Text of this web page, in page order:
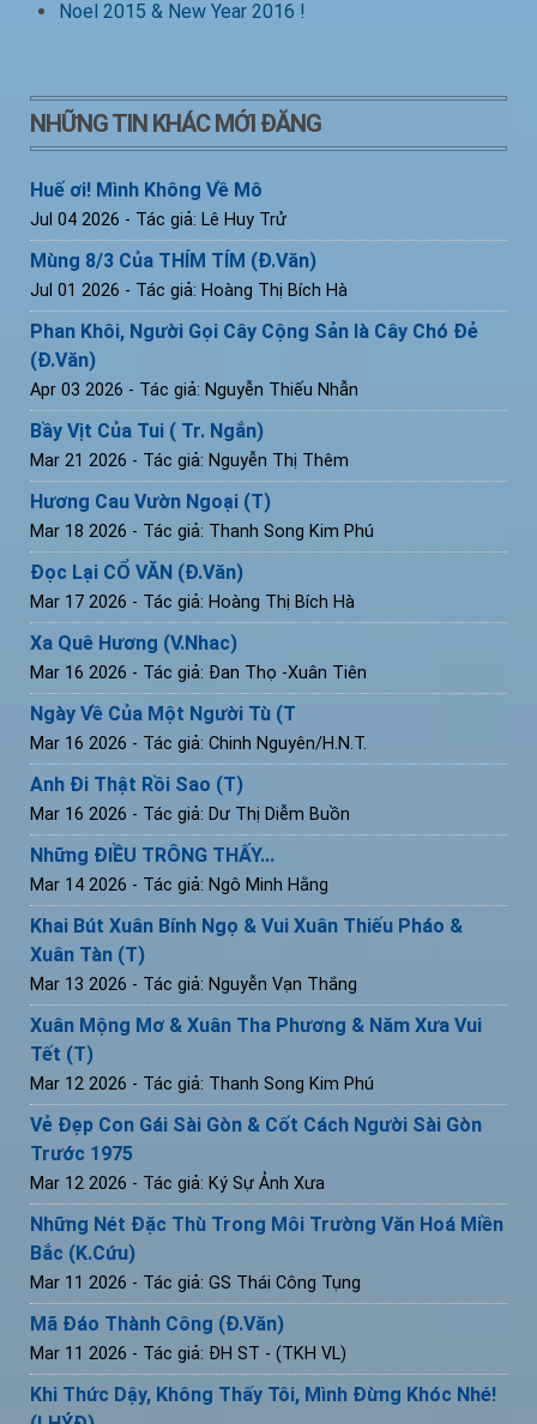
Noel 2015 & New Year 2016 !
NHỮNG TIN KHÁC MỚI ĐĂNG
Huế ơi! Mình Không Về Mô
Jul 04 2026 - Tác giả: Lê Huy Trử
Mùng 8/3 Của THÍM TÍM (Đ.Văn)
Jul 01 2026 - Tác giả: Hoàng Thị Bích Hà
Phan Khôi, Người Gọi Cây Cộng Sản là Cây Chó Đẻ
(Đ.Văn)
Apr 03 2026 - Tác giả: Nguyễn Thiếu Nhẫn
Bầy Vịt Của Tui ( Tr. Ngắn)
Mar 21 2026 - Tác giả: Nguyễn Thị Thêm
Hương Cau Vườn Ngoại (T)
Mar 18 2026 - Tác giả: Thanh Song Kim Phú
Đọc Lại CỔ VĂN (Đ.Văn)
Mar 17 2026 - Tác giả: Hoàng Thị Bích Hà
Xa Quê Hương (V.Nhac)
Mar 16 2026 - Tác giả: Đan Thọ -Xuân Tiên
Ngày Về Của Một Người Tù (T
Mar 16 2026 - Tác giả: Chinh Nguyên/H.N.T.
Anh Đi Thật Rồi Sao (T)
Mar 16 2026 - Tác giả: Dư Thị Diễm Buồn
Những ĐIỀU TRÔNG THẤY...
Mar 14 2026 - Tác giả: Ngô Minh Hằng
Khai Bút Xuân Bính Ngọ & Vui Xuân Thiếu Pháo &
Xuân Tàn (T)
Mar 13 2026 - Tác giả: Nguyễn Vạn Thắng
Xuân Mộng Mơ & Xuân Tha Phương & Năm Xưa Vui
Tết (T)
Mar 12 2026 - Tác giả: Thanh Song Kim Phú
Vẻ Đẹp Con Gái Sài Gòn & Cốt Cách Người Sài Gòn
Trước 1975
Mar 12 2026 - Tác giả: Ký Sự Ảnh Xưa
Những Nét Đặc Thù Trong Môi Trường Văn Hoá Miền
Bắc (K.Cứu)
Mar 11 2026 - Tác giả: GS Thái Công Tụng
Mã Đáo Thành Công (Đ.Văn)
Mar 11 2026 - Tác giả: ĐH ST - (TKH VL)
Khi Thức Dậy, Không Thấy Tôi, Mình Đừng Khóc Nhé!